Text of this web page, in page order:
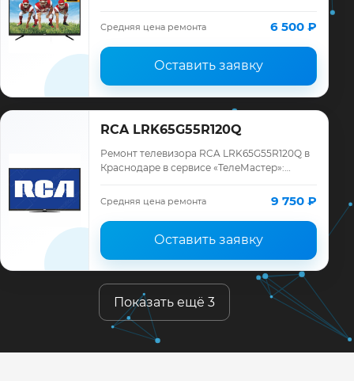
ремонта, запчасти и гарантия до 12
Средняя цена ремонта 6 500 ₽
Оставить заявку
RCA LRK65G55R120Q
Ремонт телевизора RCA LRK65G55R120Q в
Краснодаре в сервисе «ТелеМастер»:
ремонта, запчасти и гарантия до 12
месяцев.
Средняя цена ремонта 9 750 ₽
Оставить заявку
Показать ещё 3